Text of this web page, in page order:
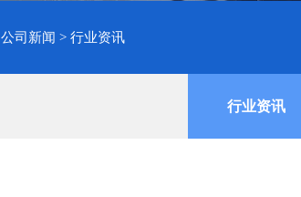
公司新闻 > 行业资讯
行业资讯